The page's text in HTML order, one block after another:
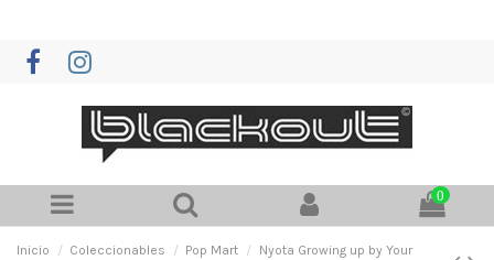
0
Inicio Coleccionables Pop Mart
Nyota Growing up by Your